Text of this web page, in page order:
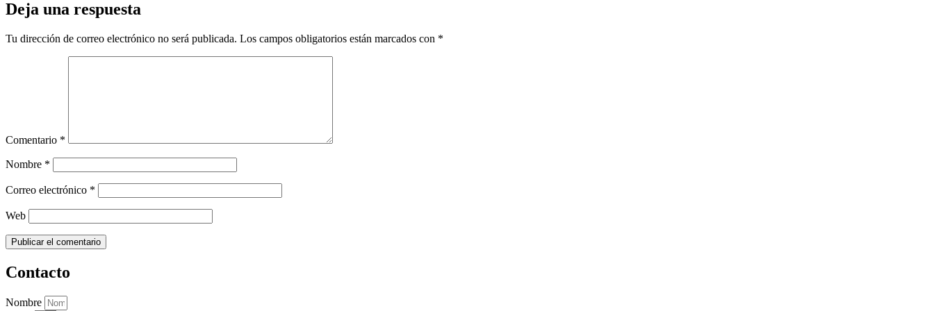
Deja una respuesta
Tu dirección de correo electrónico no será publicada. Los campos obligatorios están marcados con *
Comentario *
Nombre *
Correo electrónico *
Web
Contacto
Nombre